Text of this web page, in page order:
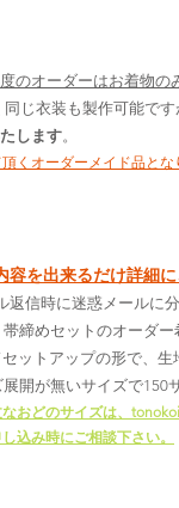
のオーダーはお着物
じ衣装も製作可能です
します。
くオーダーメイド品と
容を出来るだけ詳細
信時に迷惑メールに
締めセットのオーダー
ットアップの形で、
開が無いサイズで150
おどのサイズは、
込み時にご相談下さい。